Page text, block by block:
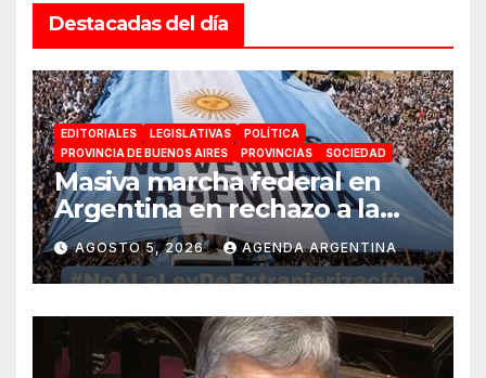
Destacadas del día
EDITORIALES LEGISLATIVAS
POLÍTICA
PROVINCIA DE BUENOS AIRES
PROVINCIAS SOCIEDAD
Masiva marcha federal en
Argentina en rechazo a la
reforma de la Ley de Tierras
impulsada por Milei: «La
soberanía no se negocia»
AGOSTO 5, 2026 AGENDA ARGENTINA